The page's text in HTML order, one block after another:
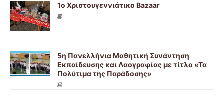
1ο Χριστουγεννιάτικο Bazaar
5η Πανελλήνια Μαθητική Συνάντηση
Εκπαίδευσης και Λαογραφίας με τίτλο «Τα
Πολύτιμα της Παράδοσης»